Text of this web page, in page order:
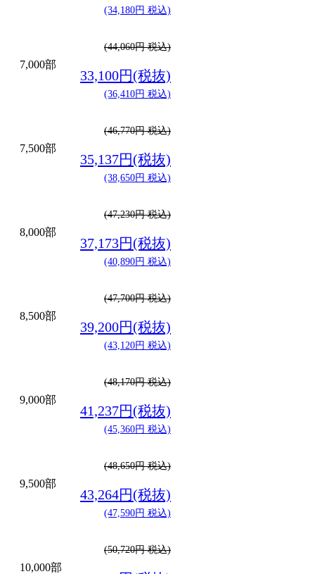
(34,180円 税込)
7,000部
(44,060円 税込)
33,100円(税抜)
(36,410円 税込)
7,500部
(46,770円 税込)
35,137円(税抜)
(38,650円 税込)
8,000部
(47,230円 税込)
37,173円(税抜)
(40,890円 税込)
8,500部
(47,700円 税込)
39,200円(税抜)
(43,120円 税込)
9,000部
(48,170円 税込)
41,237円(税抜)
(45,360円 税込)
9,500部
(48,650円 税込)
43,264円(税抜)
(47,590円 税込)
10,000部
(50,720円 税込)